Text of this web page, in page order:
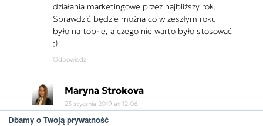
Dbamy o Twoją prywatność
działania marketingowe przez najbliższy rok.
Sprawdzić będzie można co w zeszłym roku
było na top-ie, a czego nie warto było stosować
;)
Odpowiedz
Maryna Strokova
23 stycznia 2019 at 12:06
Dziękuję! Bardzo się cieszę! ;)